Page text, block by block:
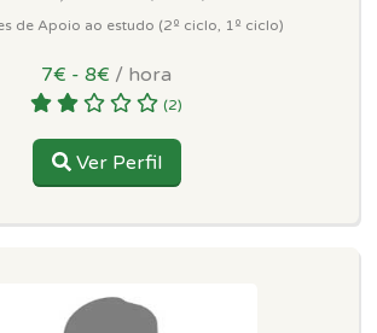
de Apoio ao estudo (2º ciclo, 1º ciclo)
7€ - 8€ / hora
(2)
Ver Perfil